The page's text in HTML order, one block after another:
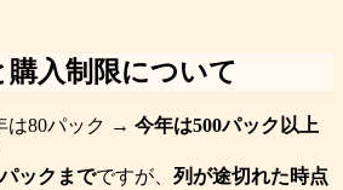
入制限について
は80パック → 今年は500パック以上
ックまでですが、 列が途切れた時点